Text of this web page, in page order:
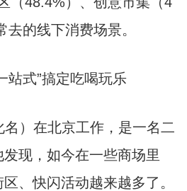
的线下消费场景。
站式”搞定吃喝玩乐
名）在北京工作，是一名二
现，如今在一些商场里
、快闪活动越来越多了。